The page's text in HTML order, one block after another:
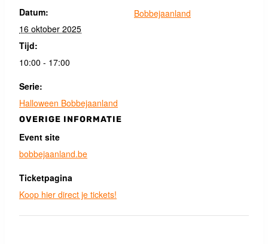
Datum:
16 oktober 2025
Tijd:
10:00 - 17:00
Serie:
Halloween Bobbejaanland
Bobbejaanland
OVERIGE INFORMATIE
Event site
bobbejaanland.be
Ticketpagina
Koop hier direct je tickets!